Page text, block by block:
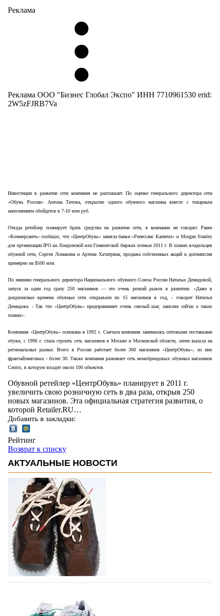
Реклама
Реклама ООО "Бизнес Глобал Экспо" ИНН 7710961530 erid:
2W5zFJRB7Va
Инвестиции в развитие сети компания не разглашает. По оценке генерального директора сети
«Обувь России» Антона Титова, открытие одного обувного магазина вместе с товарным
наполнением обойдется в 7-10 млн руб.
Откуда ретейлер планирует брать средства на развитие сети, в компании не говорят. Ранее
«Коммерсантъ» сообщал, что «ЦентрОбувь» наняла банки «Ренессанс Капитал» и Morgan Stanley
для организации IPO на Лондонской или Гонконгской биржах осенью 2011 г. В планах владельцев
обувной сети, Сергея Ломакина и Артема Хачатряна, продажа собственных акций и допэмиссия
примерно на $500 млн.
По мнению генерального директора Национального обувного Союза России Натальи Демидовой,
запуск за один год сразу 250 магазинов — это очень резкий рывок в развитии. «Даже в
докризисные времена обувные сети открывали по 15 магазинов в год, - говорит Наталья
Демидова. - Так что «ЦентрОбувь» предпринимает очень смелый шаг, заявляя сейчас о таких
планах».
Компания «ЦентрОбувь» основана в 1992 г. Сначала компания занималась оптовыми поставками
обуви, с 1996 г. стала строить сеть магазинов в Москве и Московской области, затем вышла на
региональные рынки. Всего в России работает более 300 магазинов «ЦентрОбувь», из них
франчайзинговых - более 30. Также компания развивает сеть монобрендовых обувных магазинов
Centro, в которую входит около 100 объектов.
Обувной ретейлер «ЦентрОбувь» планирует в 2011 г.
увеличить свою розничную сеть в два раза, открыв 250
новых магазинов. Эта официальная стратегия развития, о
которой Retailer.RU…
Добавить в закладки:
Рейтинг
Возврат к списку
АКТУАЛЬНЫЕ НОВОСТИ
перевыпустил свой хит - кроссовки